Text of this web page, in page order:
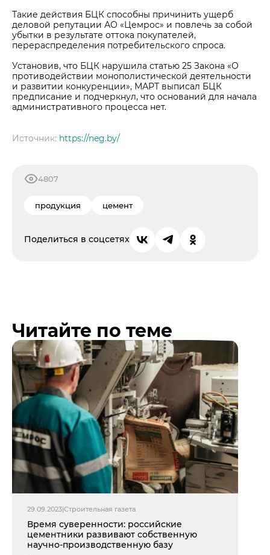
Такие действия БЦК способны причинить ущерб
деловой репутации АО «Цемрос» и повлечь за собой
убытки в результате оттока покупателей,
перераспределения потребительского спроса.
Установив, что БЦК нарушила статью 25 Закона «О
противодействии монополистической деятельности
и развитии конкуренции», МАРТ выписал БЦК
предписание и подчеркнул, что оснований для начала
административного процесса нет.
Источник: https://neg.by/
4807
продукция цемент
Поделиться в соцсетях
Читайте по теме
29.09.2023|Строительная газета
Время суверенности: российские
цементники развивают собственную
научно-производственную базу